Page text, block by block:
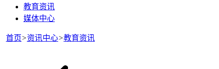
教育资讯
媒体中心
首页>资讯中心>教育资讯